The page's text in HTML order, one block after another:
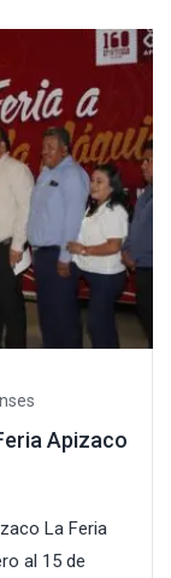
Apizaco
La Feria
al 15 de